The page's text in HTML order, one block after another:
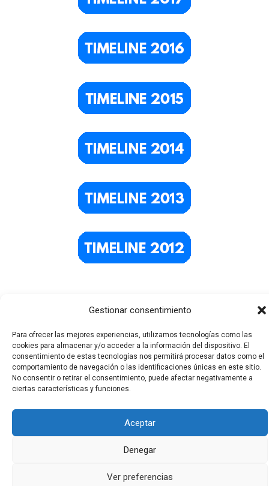
Gestionar consentimiento
Para ofrecer las mejores experiencias, utilizamos tecnologías como las
cookies para almacenar y/o acceder a la información del dispositivo. El
consentimiento de estas tecnologías nos permitirá procesar datos como el
comportamiento de navegación o las identificaciones únicas en este sitio.
No consentir o retirar el consentimiento, puede afectar negativamente a
ciertas características y funciones.
Aceptar
Denegar
Ver preferencias
Todos los derechos © 2026 El Funerario Digital | Funciona
gracias a Tema Astra para WordPress